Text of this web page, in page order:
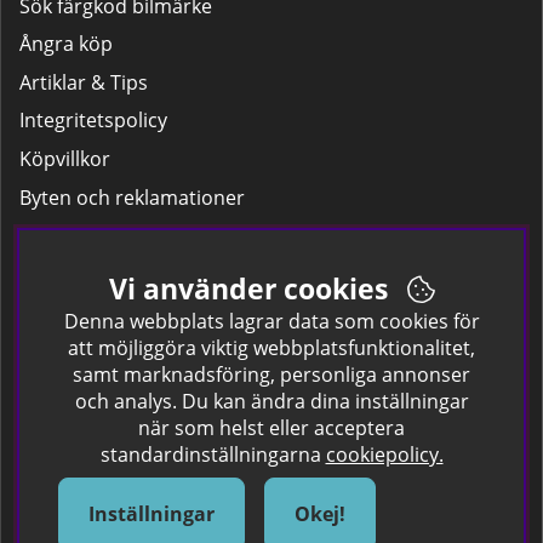
Sök färgkod bilmärke
Ångra köp
Artiklar & Tips
Integritetspolicy
Köpvillkor
Byten och reklamationer
Leverans
Hitta färgkoden på bilen.
Företagskund
Om oss
Om Spraycan
IKEA Färger
Vi använder cookies
Denna webbplats lagrar data som cookies för
att möjliggöra viktig webbplatsfunktionalitet,
samt marknadsföring, personliga annonser
och analys. Du kan ändra dina inställningar
när som helst eller acceptera
standardinställningarna cookiepolicy.
Inställningar Okej!